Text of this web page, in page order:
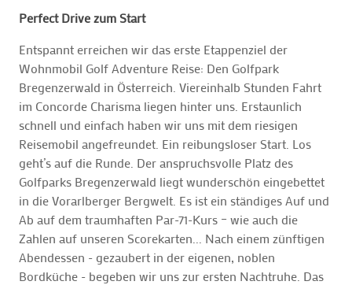
Perfect Drive zum Start
Entspannt erreichen wir das erste Etappenziel der
Wohnmobil Golf Adventure Reise: Den Golfpark
Bregenzerwald in Österreich. Viereinhalb Stunden Fahrt
im Concorde Charisma liegen hinter uns. Erstaunlich
schnell und einfach haben wir uns mit dem riesigen
Reisemobil angefreundet. Ein reibungsloser Start. Los
geht’s auf die Runde. Der anspruchsvolle Platz des
Golfparks Bregenzerwald liegt wunderschön eingebettet
in die Vorarlberger Bergwelt. Es ist ein ständiges Auf und
Ab auf dem traumhaften Par-71-Kurs – wie auch die
Zahlen auf unseren Scorekarten... Nach einem zünftigen
Abendessen - gezaubert in der eigenen, noblen
Bordküche - begeben wir uns zur ersten Nachtruhe. Das